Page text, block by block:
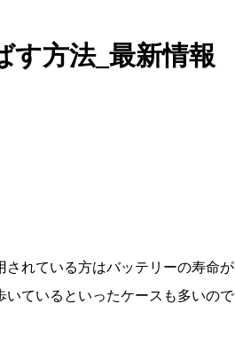
す方法_最新情報
れている方はバッテリーの寿命が
ているといったケースも多いので